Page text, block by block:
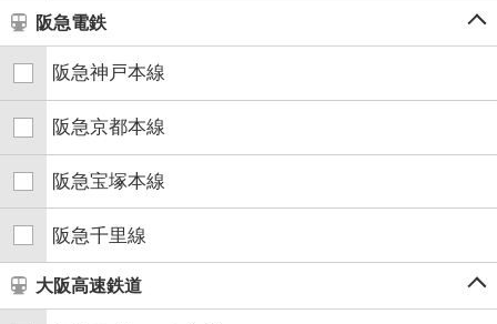
阪急電鉄
阪急神戸本線
阪急京都本線
阪急宝塚本線
阪急千里線
大阪高速鉄道